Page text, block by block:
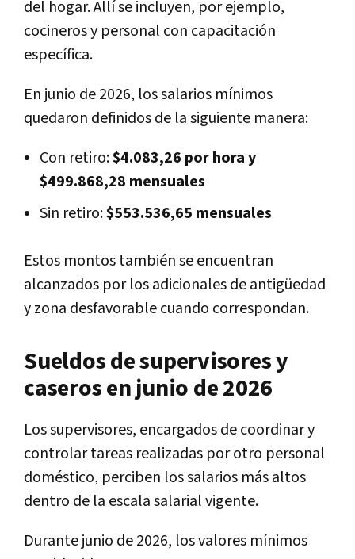
del hogar. Allí se incluyen, por ejemplo,
cocineros y personal con capacitación
específica.
En junio de 2026, los salarios mínimos
quedaron definidos de la siguiente manera:
Con retiro:$4.083,26 por hora y
$499.868,28 mensuales
Sin retiro:$553.536,65 mensuales
Estos montos también se encuentran
alcanzados por los adicionales de antigüedad
y zona desfavorable cuando correspondan.
Sueldos de supervisores y
caseros en junio de 2026
Los supervisores, encargados de coordinar y
controlar tareas realizadas por otro personal
doméstico, perciben los salarios más altos
dentro de la escala salarial vigente.
Durante junio de 2026, los valores mínimos